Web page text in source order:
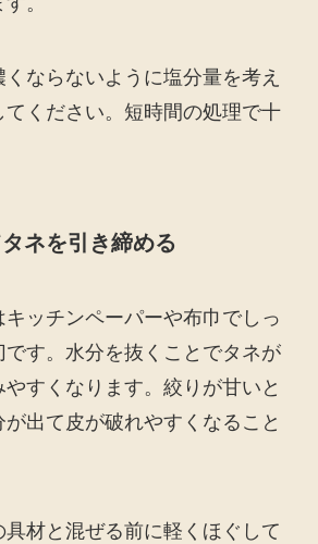
ならないように塩分量を考え
てください。短時間の処理で十
ネを引き締める
ッチンペーパーや布巾でしっ
です。水分を抜くことでタネが
すくなります。絞りが甘いと
出て皮が破れやすくなること
材と混ぜる前に軽くほぐして